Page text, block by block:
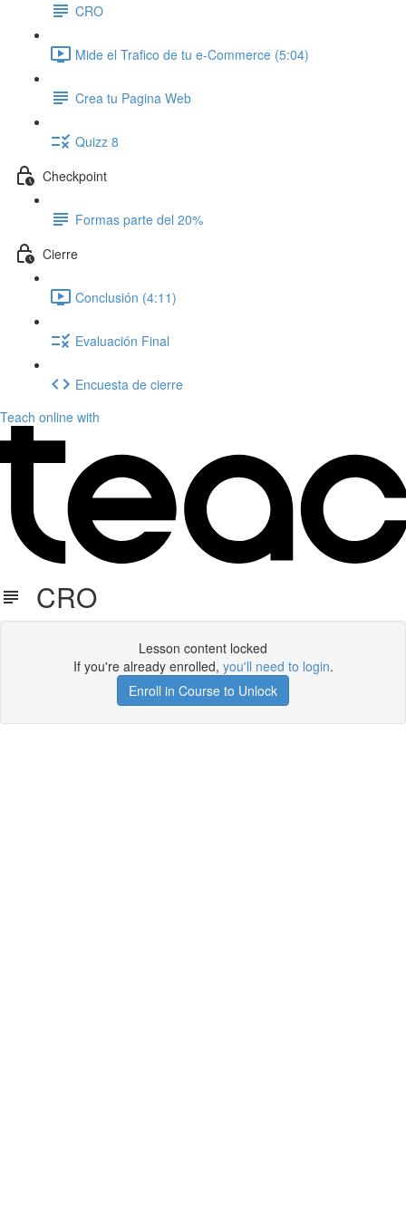
CRO
Mide el Trafico de tu e-Commerce (5:04)
Crea tu Pagina Web
Quizz 8
Checkpoint
Formas parte del 20%
Cierre
Conclusión (4:11)
Evaluación Final
Encuesta de cierre
Teach online with
CRO
Lesson content locked
If you're already enrolled, you'll need to login.
Enroll in Course to Unlock